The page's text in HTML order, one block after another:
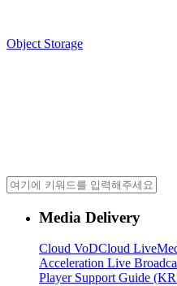
Object Storage
Media Delivery
Cloud VoDCloud Live
Acceleration Live
Player Support Guide